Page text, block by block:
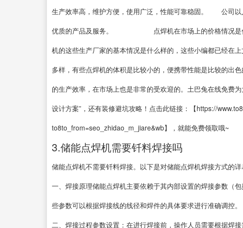
生产效率高，维护方便，使用广泛，性能可靠稳固。 公司以
优质的产品及服务。 点焊机在市场上的价格情况是什么
机的这些生产厂家的基本情况是什么样的，这些小编都已经在
多样，有些点焊机的体积是比较小的，便携带性能是比较的出
的生产效率，在市场上也是非常的受欢迎的。土巴兔在线免费
设计方案”，还有装修避坑攻略！点击此链接：【https://
to8to_from=seo_zhidao_m_jiare&wb】，就能免费领取哦~
3.储能点焊机需要钎料焊接吗
储能点焊机不需要钎料焊接。以下是对储能点焊机焊接方式的详
一、焊接原理储能点焊机主要依赖于其内部设置的焊接参数（
些参数可以根据焊接线的线径和焊件的具体要求进行准确调控。
二、焊接过程参数设置：在进行焊接前，操作人员需要根据焊